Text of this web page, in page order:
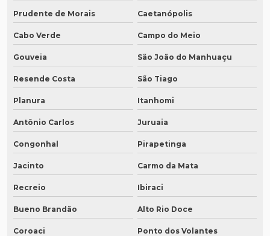
Prudente de Morais Caetanópolis
Cabo Verde Campo do Meio
Gouveia São João do Manhuaçu
Resende Costa São Tiago
Planura Itanhomi
Antônio Carlos Juruaia
Congonhal Pirapetinga
Jacinto Carmo da Mata
Recreio Ibiraci
Bueno Brandão Alto Rio Doce
Coroaci Ponto dos Volantes